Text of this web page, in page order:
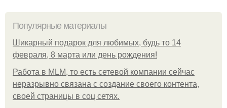
Популярные материалы
Шикарный подарок для любимых, будь то 14
февраля, 8 марта или день рождения!
Работа в MLM, то есть сетевой компании сейчас
неразрывно связана с создание своего контента,
своей страницы в соц сетях.